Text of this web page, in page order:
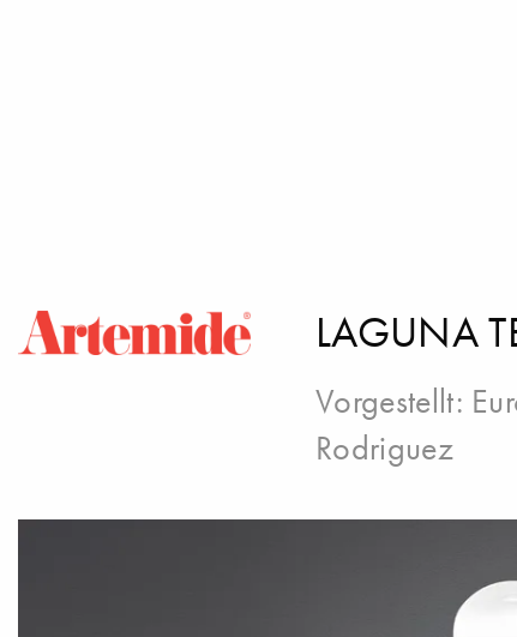
LAGUNA
Vorgestellt:
Rodriguez